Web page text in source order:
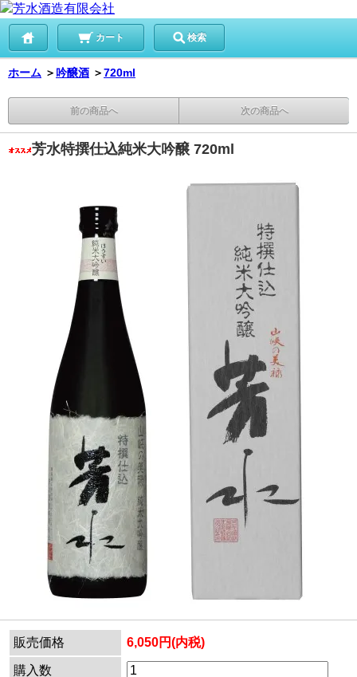
カート 検索
ホーム ＞ 吟醸酒 ＞720ml
前の商品へ 次の商品へ
芳水特撰仕込純米大吟醸 720ml
販売価格 6,050円(内税)
購入数